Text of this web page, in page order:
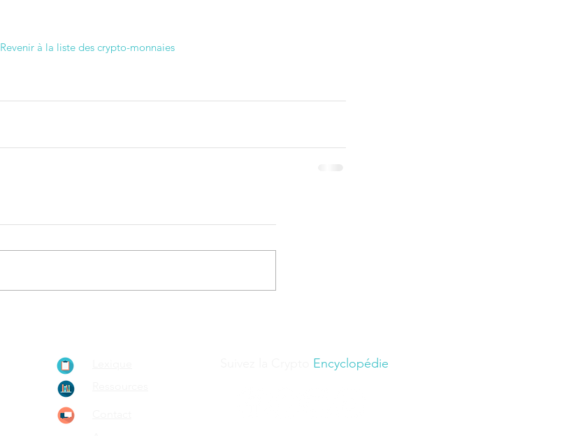
Revenir à la liste des crypto-monnaies
Encyclopédie